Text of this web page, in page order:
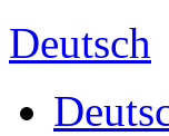
Deutsch